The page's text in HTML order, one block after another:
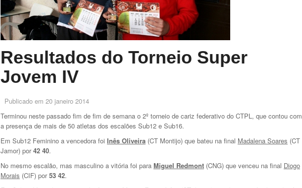
Resultados do Torneio Super
Jovem IV
Publicado em 20 janeiro 2014
Terminou neste passado fim de fim de semana o 2º torneio de cariz federativo do CTPL, que contou com
a presença de mais de 50 atletas dos escalões Sub12 e Sub16.
Em Sub12 Feminino a vencedora foi Inês Oliveira (CT Montijo) que bateu na final Madalena Soares (CT
Jamor) por42 40.
No mesmo escalão, mas masculino a vitória foi para Miguel Redmont (CNG) que venceu na final Diogo
Morais (CIF) por53 42.